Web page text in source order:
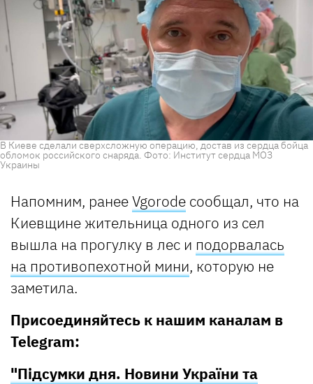
В Киеве сделали сверхсложную операцию, достав из сердца бойца
обломок российского снаряда. Фото: Институт сердца МОЗ
Украины
Напомним, ранееVgorode сообщал, что на
Киевщине жительница одного из сел
вышла на прогулку в лес и подорвалась
на противопехотной мини, которую не
заметила.
Присоединяйтесь к нашим каналам в
Telegram:
"Підсумки дня. Новини України та